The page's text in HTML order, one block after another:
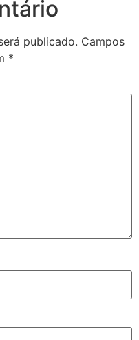
publicado. Campos
*